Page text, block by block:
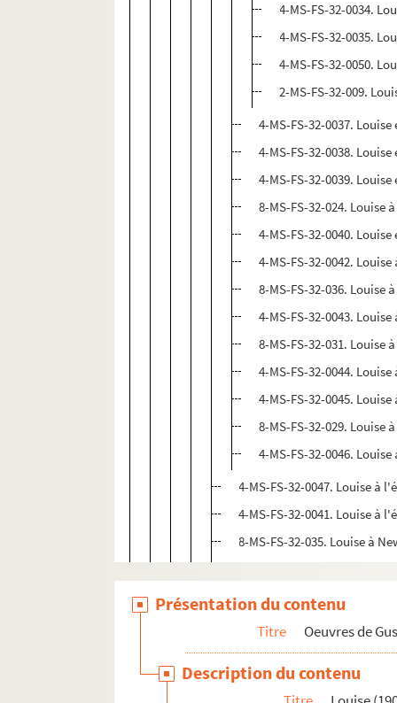
4-MS-FS-32-0034.
4-MS-FS-32-0035.
4-MS-FS-32-0050.
2-MS-FS-32-009.
4-MS-FS-32-0037.
4-MS-FS-32-0038.
4-MS-FS-32-0039.
8-MS-FS-32-024. Louise
4-MS-FS-32-0040.
4-MS-FS-32-0042.
8-MS-FS-32-036. Louise
4-MS-FS-32-0043.
8-MS-FS-32-031. Louise
4-MS-FS-32-0044.
4-MS-FS-32-0045.
8-MS-FS-32-029. Louise
4-MS-FS-32-0046.
4-MS-FS-32-0047. Louise à
4-MS-FS-32-0041. Louise à
8-MS-FS-32-035. Louise à
4-MS-FS-32-0033. Louise à
4-MS-FS-32-0051. Louise
4-MS-FS-32-0053. Louise à
Articles de presse
Présentation du contenu
Titre Oeuvres de
Description du contenu